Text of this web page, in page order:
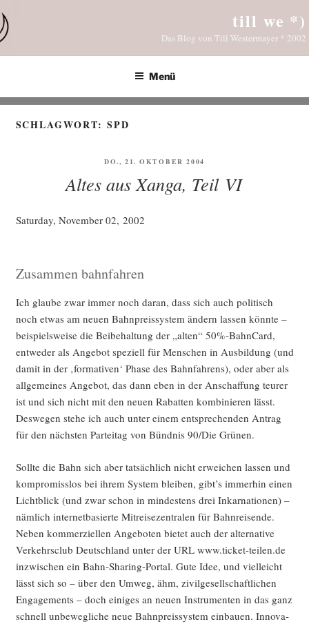
Inhalt
springen
till we *)
Das Blog von Till Westermayer * 2002
Menü
SCHLAGWORT:SPD
VERÖFFENTLICHT
DO., 21. OKTOBER 2004
Altes aus Xanga, Teil VI
Satur­day, Novem­ber 02, 2002
Zusammen bahnfahren
Ich glau­be zwar immer noch dar­an, dass sich auch poli­tisch
noch etwas am neu­en Bahn­preis­sys­tem ändern las­sen könn­te –
bei­spiels­wei­se die Bei­be­hal­tung der „alten“ 50%-BahnCard,
ent­we­der als Ange­bot spe­zi­ell für Men­schen in Aus­bil­dung (und
damit in der ‚for­ma­ti­ven‘ Pha­se des Bahn­fah­rens), oder aber als
all­ge­mei­nes Ange­bot, das dann eben in der Anschaf­fung teu­rer
ist und sich nicht mit den neu­en Rabat­ten kom­bi­nie­ren lässt.
Des­we­gen ste­he ich auch unter einem ent­spre­chen­den Antrag
für den nächs­ten Par­tei­tag von Bünd­nis 90/Die Grünen.
Soll­te die Bahn sich aber tat­säch­lich nicht erwei­chen las­sen und
kom­pro­miss­los bei ihrem Sys­tem blei­ben, gibt’s immer­hin einen
Licht­blick (und zwar schon in min­des­tens drei Inkar­na­tio­nen) –
näm­lich inter­net­ba­sier­te Mit­rei­se­zen­tra­len für Bahn­rei­sen­de.
Neben kom­mer­zi­el­len Ange­bo­ten bie­tet auch der alter­na­ti­ve
Ver­kehrs­club Deutsch­land unter der URL www.ticket-teilen.de
inzwi­schen ein Bahn-Sha­ring-Por­tal. Gute Idee, und viel­leicht
lässt sich so – über den Umweg, ähm, zivil­ge­sell­schaft­li­chen
Enga­ge­ments – doch eini­ges an neu­en Instru­men­ten in das ganz
schnell unbe­weg­li­che neue Bahn­preis­sys­tem ein­bau­en. Inno­va­